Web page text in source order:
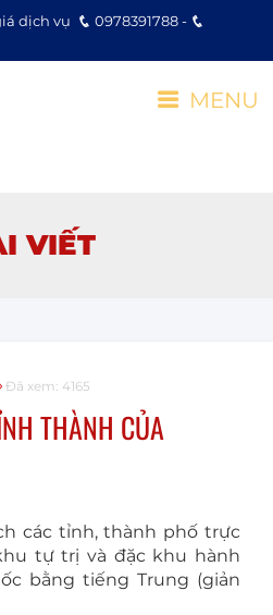
dịch vụ
0978391788 -
VIẾT
Đã xem: 4165
THÀNH CỦA
các tỉnh, thành phố trực
tự trị và đặc khu hành
bằng tiếng Trung (giản
MENU